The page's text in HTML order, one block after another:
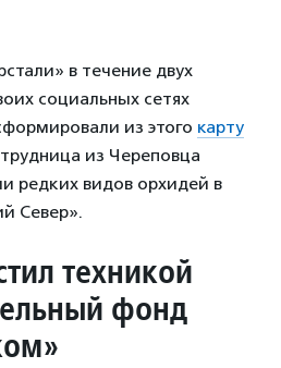
в течение двух
социальных сетях
из этого карту
из Череповца
редких видов орхидей в
Север».
техникой
фонд